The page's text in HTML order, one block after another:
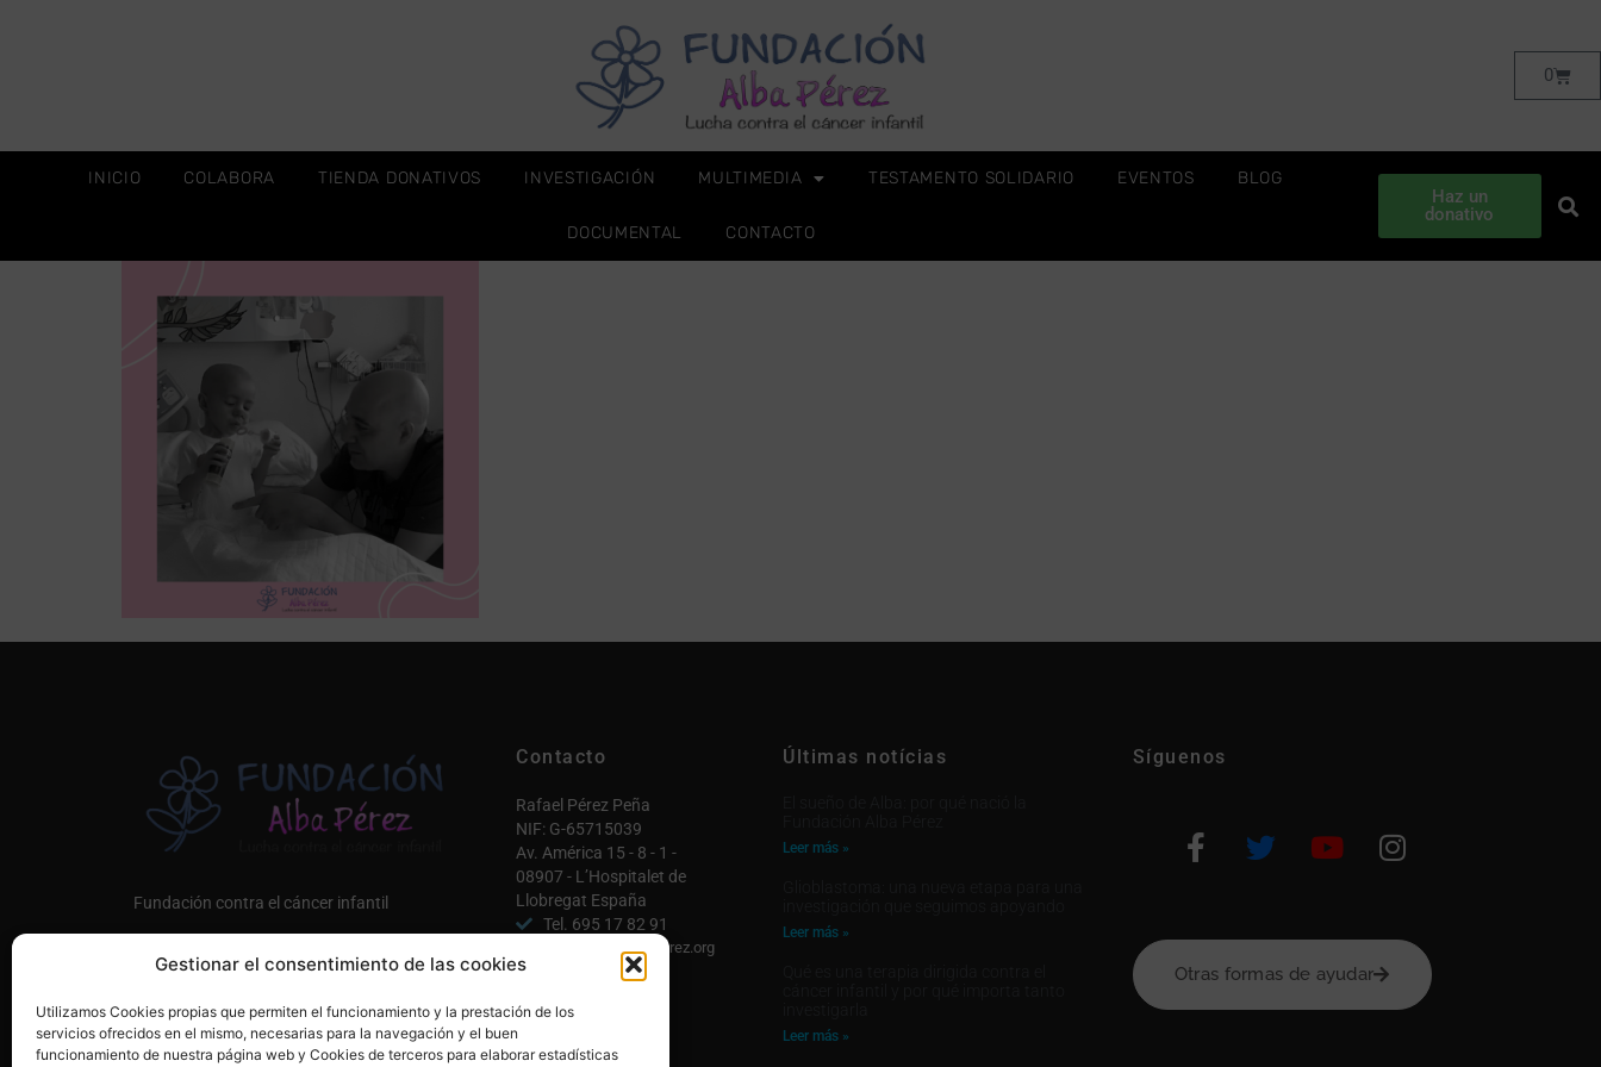
Gestionar el consentimiento de las cookies
Utilizamos Cookies propias que permiten el funcionamiento y la prestación de los
servicios ofrecidos en el mismo, necesarias para la navegación y el buen
funcionamiento de nuestra página web y Cookies de terceros para elaborar estadísticas
0
INICIO COLABORA TIENDA DONATIVOS INVESTIGACIÓN MULTIMEDIA TESTAMENTO SOLIDARIO EVENTOS BLOG
DOCUMENTAL CONTACTO
Haz un
donativo
Fundación contra el cáncer infantil
Contacto
Rafael Pérez Peña
NIF: G-65715039
Av. América 15 - 8 - 1 -
08907 - L’Hospitalet de
Llobregat España
Tel. 695 17 82 91
info@fundacionalbaperez.org
Contactar
Mi cuenta
Últimas notícias
Leer más »
Leer más »
Leer más »
Síguenos
Otras formas de ayudar